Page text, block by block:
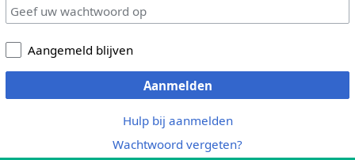
Aangemeld blijven
Aanmelden
Hulp bij aanmelden
Wachtwoord vergeten?